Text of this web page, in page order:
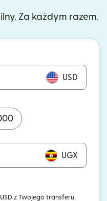
Za każdym razem.
USD
UGX
z Twojego transferu.